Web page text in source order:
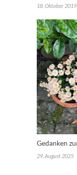
18. Oktober 2019
Gedanken
29. August 2025